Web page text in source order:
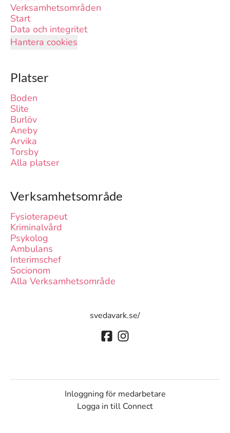
Verksamhetsområden
Start
Data och integritet
Hantera cookies
Platser
Boden
Slite
Burlöv
Aneby
Arvika
Torsby
Alla platser
Verksamhetsområde
Fysioterapeut
Kriminalvård
Psykolog
Ambulans
Interimschef
Socionom
Alla Verksamhetsområde
svedavark.se/
Inloggning för medarbetare
Logga in till Connect